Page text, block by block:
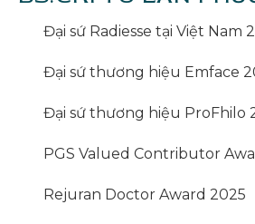
Đại sứ Radiesse tại Việt Nam
Đại sứ thương hiệu Emface
Đại sứ thương hiệu ProFhilo
PGS Valued Contributor
Rejuran Doctor Award 2025